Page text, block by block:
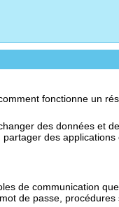
fonctionne un
des données et
des
de communication
de passe, procédures